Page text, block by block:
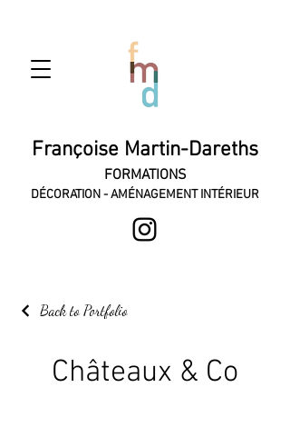
Françoise Martin-Dareths
FORMATIONS
DÉCORATION - AMÉNAGEMENT INTÉRIEUR
Back to Portfolio
Châteaux & Co